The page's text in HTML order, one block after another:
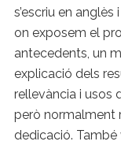
s’escriu en
on exposem el
antecedents, un
explicació dels
rellevància i usos
però normalment
dedicació. També